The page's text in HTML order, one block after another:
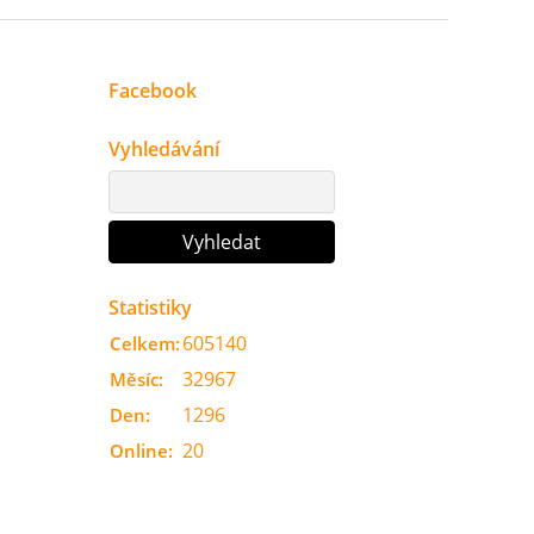
Facebook
Vyhledávání
Statistiky
Online: 20
Celkem: 605140
Měsíc: 32967
Den: 1296